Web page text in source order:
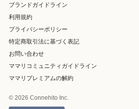
ブランドガイドライン
利用規約
プライバシーポリシー
特定商取引法に基づく表記
お問い合わせ
ママリコミュニティガイドライン
ママリプレミアムの解約
© 2026 Connehito Inc.